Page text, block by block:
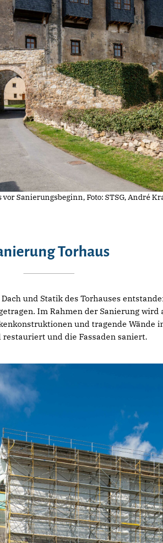
vor Sanierungsbeginn, Foto: STSG, André
Torhaus
und Statik des Torhauses
Im Rahmen der Sanierung wird
und tragende Wände
und die Fassaden saniert.